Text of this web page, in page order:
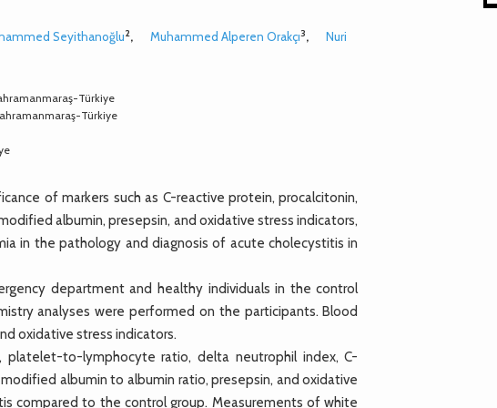
Seyithanoğlu2, Muhammed Alperen Orakçı3,
Nuri
Türkiye
Türkiye
of markers such as C-reactive protein, procalcitonin,
albumin, presepsin, and oxidative stress indicators,
in the pathology and diagnosis of acute cholecystitis in
department and healthy individuals in the control
analyses were performed on the participants. Blood
oxidative stress indicators.
platelet-to-lymphocyte ratio, delta neutrophil index, C-
albumin to albumin ratio, presepsin, and oxidative
compared to the control group. Measurements of white